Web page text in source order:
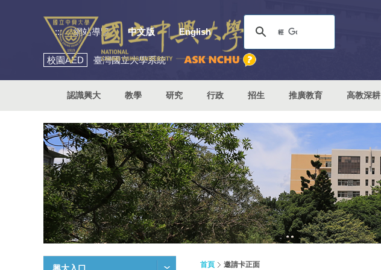
::: 網站導覽 中文版 English
校園AED 臺灣國立大學系統
認識興大 教學 研究 行政 招生 推廣教育 高教深耕
首頁 邀請卡正面